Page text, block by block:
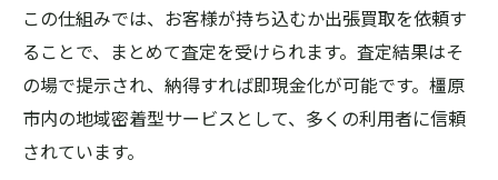
即日現金化ができる一括買取の流れ
奈良県橿原市買取大吉の即日対応の秘密
査定から現金化までの所要時間を短縮する
方法
この仕組みでは、お客様が持ち込むか出張買取を依頼す
ることで、まとめて査定を受けられます。査定結果はそ
の場で提示され、納得すれば即現金化が可能です。橿原
市内の地域密着型サービスとして、多くの利用者に信頼
されています。